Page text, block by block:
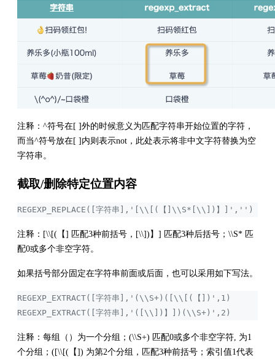
注释：^符号在[ ]外的时候意义为匹配字符串开始位置的字符，
而当^符号放在[ ]内则表示not，此处表示将非中文字符替换为空
字符串。
截取/删除特定位置内容
REGEXP_REPLACE([字符串],'[\\[(【]\\S*[\\])】]','')
注释：[\\[(【] 匹配3种前括号，[\\])】] 匹配3种后括号；\\S* 匹
配0或多个非空字符。
如果括号部分固定在字符串前面或后面，也可以采用如下写法。
REGEXP_EXTRACT([字符串],'(\\S+)([\\[(【])',1)
REGEXP_EXTRACT([字符串],'([\\])】])(\\S+)',2)
注释：每组（）为一个分组；(\\S+) 匹配0或多个非空字符, 为1
个分组；([\\[(【]) 为第2个分组，匹配3种前括号；索引值1代表